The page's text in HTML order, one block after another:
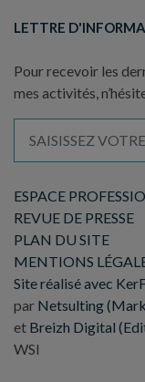
ESPACE
REVUE DE PRESSE
PLAN DU SITE
MENTIONS
Site réalisé avec
par Netsulting
et Breizh Digital
WSI
LETTRE
Pour recevoir les
mes activités,